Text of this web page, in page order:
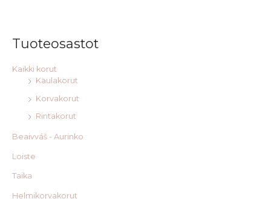
Tuoteosastot
Kaikki korut
Kaulakorut
Korvakorut
Rintakorut
Beaivváš - Aurinko
Loiste
Taika
Helmikorvakorut